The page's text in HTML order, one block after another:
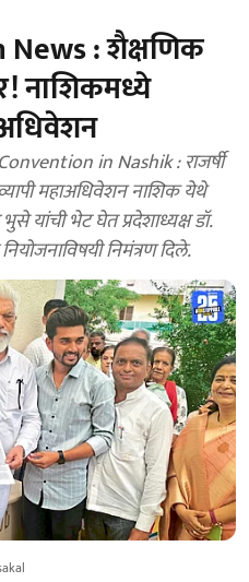
: शैक्षणिक
नाशिकमध्ये
in Nashik : राजर्षी
महाअधिवेशन नाशिक येथे
यांची भेट घेत प्रदेशाध्यक्ष डॉ.
निमंत्रण दिले.